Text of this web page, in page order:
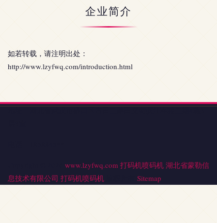
企业简介
如若转载，请注明出处：
http://www.lzyfwq.com/introduction.html
www.lzyfwq.com 打码机喷码机 湖北省蒙勒信
息技术有限公司 打码机喷码机 Sitemap